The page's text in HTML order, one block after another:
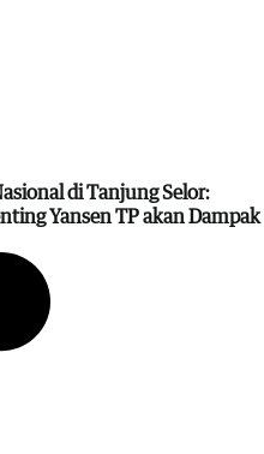
di Tanjung Selor:
Yansen TP akan Dampak